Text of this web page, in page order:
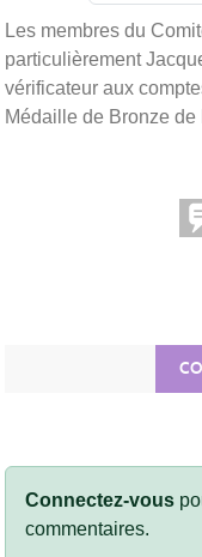
Les membres du
particulièrement
vérificateur aux
Médaille de Bronze
Connectez-vous
commentaires.